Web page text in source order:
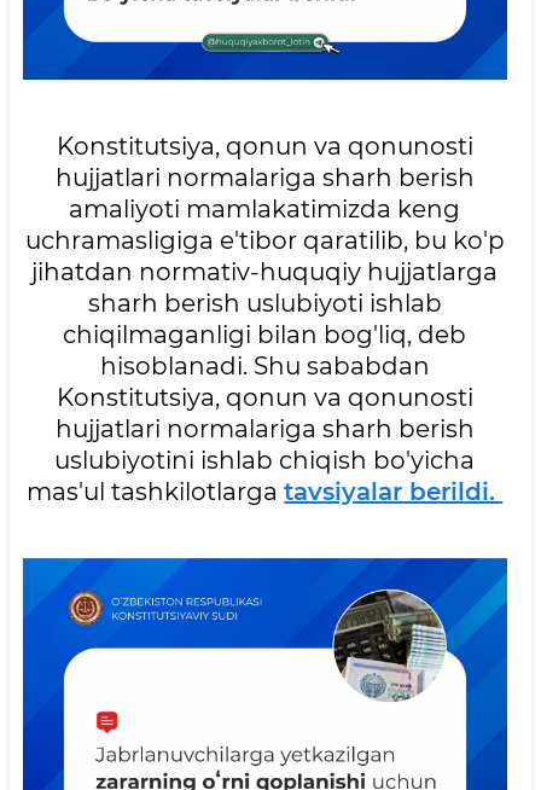
Konstitutsiya, qonun va qonunosti
hujjatlari normalariga sharh berish
amaliyoti mamlakatimizda keng
uchramasligiga e'tibor qaratilib, bu ko'p
jihatdan normativ-huquqiy hujjatlarga
sharh berish uslubiyoti ishlab
chiqilmaganligi bilan bog'liq, deb
hisoblanadi. Shu sababdan
Konstitutsiya, qonun va qonunosti
hujjatlari normalariga sharh berish
uslubiyotini ishlab chiqish bo'yicha
mas'ul tashkilotlargatavsiyalar berildi.